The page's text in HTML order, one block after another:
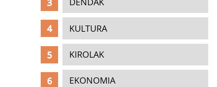
KULTURA
KIROLAK
EKONOMIA